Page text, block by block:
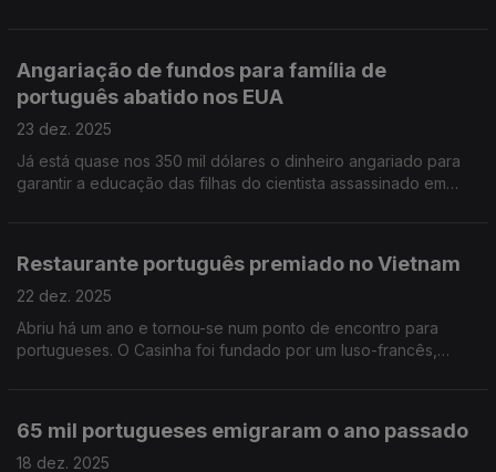
Angariação de fundos para família de
português abatido nos EUA
23 dez. 2025
Já está quase nos 350 mil dólares o dinheiro angariado para
garantir a educação das filhas do cientista assassinado em
Restaurante português premiado no Vietnam
22 dez. 2025
Abriu há um ano e tornou-se num ponto de encontro para
portugueses. O Casinha foi fundado por um luso-francês,
65 mil portugueses emigraram o ano passado
18 dez. 2025